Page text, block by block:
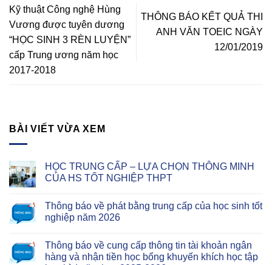
Kỹ thuật Công nghệ Hùng
Vương được tuyên dương
“HỌC SINH 3 RÈN LUYỆN”
cấp Trung ương năm học
2017-2018
THÔNG BÁO KẾT QUẢ THI
ANH VĂN TOEIC NGÀY
12/01/2019
BÀI VIẾT VỪA XEM
HỌC TRUNG CẤP – LỰA CHỌN THÔNG MINH
CỦA HS TỐT NGHIỆP THPT
Thông báo về phát bằng trung cấp của học sinh tốt
nghiệp năm 2026
Thông báo về cung cấp thông tin tài khoản ngân
hàng và nhận tiền học bổng khuyến khích học tập